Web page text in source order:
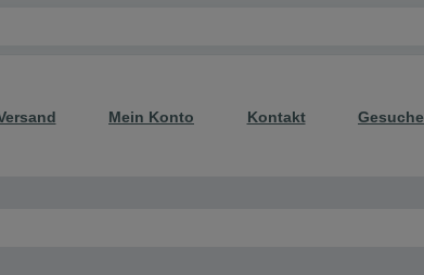
Mein Konto Kontakt Gesuche